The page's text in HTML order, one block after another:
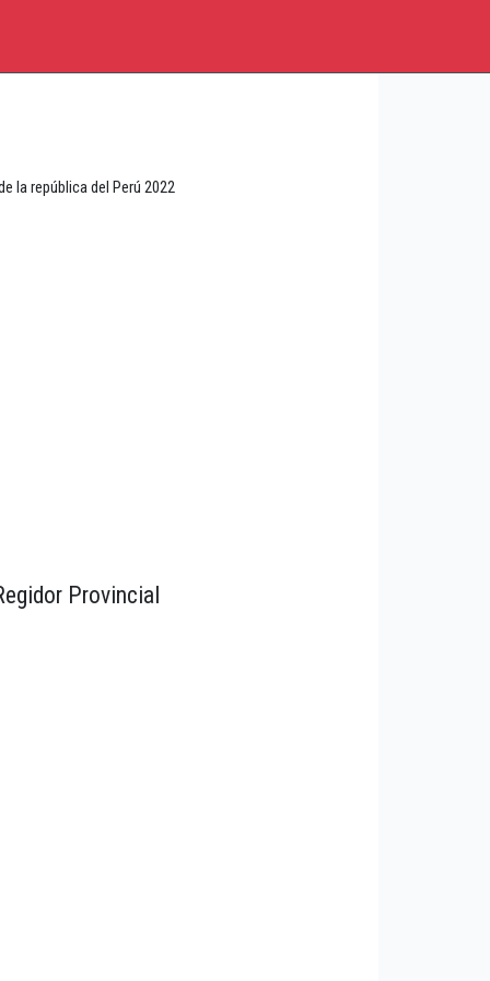
la república del Perú 2022
Provincial